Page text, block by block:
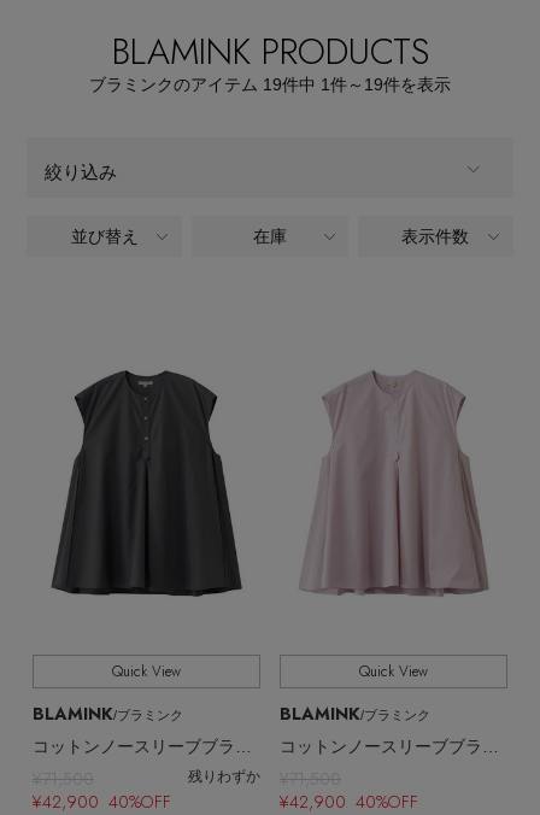
【限定】ここでしか買えないアイテム
ワンピース・チュニック
コート
ルームウェア・パジャマ
パンプス
フラットシューズ
トートバッグ
ハンドバッグ
ボディバッグ・ウェストポーチ
クラッチバッグ
ボストンバッグ
ストール・マフラー・ケープ
帽子・イヤーマフ
ヘアアクセサリー
アイウェア
ベルト
グローブ
ポーチ
チャーム・ストラップ
すべてのアクセサリー
ピアス・イヤリング
ネックレス
リング
コサージュ・ブローチ
アンクレット
ランジェリー
ランジェリー
バッグ・小物
水着・スイムウェア
特集一覧
NEW IN BRAND
HOT STYLE
EDITOR'S CLOSET
BLAMINK PRODUCTS
ブラミンクのアイテム 19件中 1件～19件を表示
絞り込み
商品タイプ ALL
COLOR 全てのカラー
PATTERN 全てのパターン
SIZE 全てのサイズ
販売状況 すべて
価格 全ての価格
並び替え 在庫 表示件数
Quick View
BLAMINK/ブラミンク
¥71,500 残りわずか
¥42,900 40%OFF
Quick View
BLAMINK/ブラミンク
¥71,500
¥42,900 40%OFF